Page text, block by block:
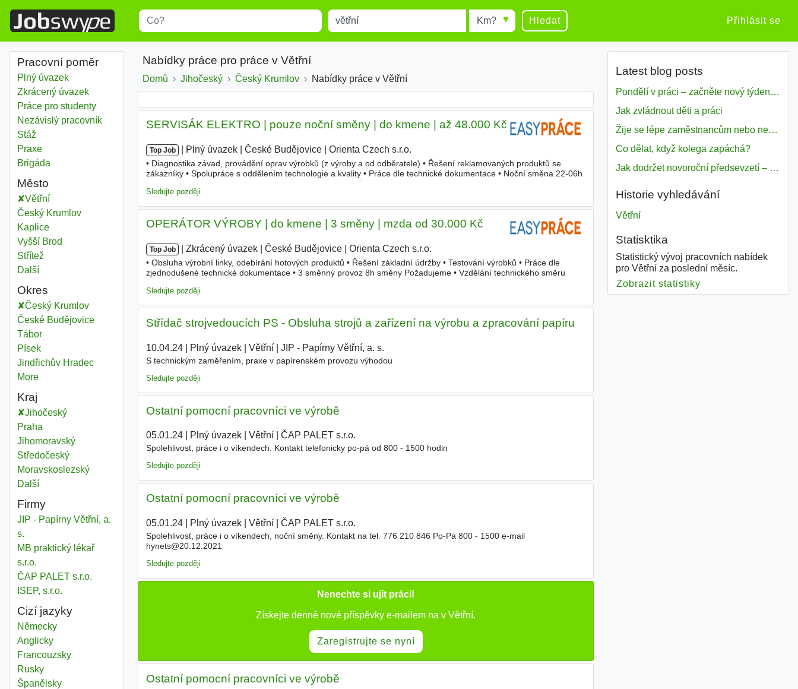
Title Místo Radius Hledat Přihlásit se
Pracovní poměr
Plný úvazek
Zkrácený úvazek
Práce pro studenty
Nezávislý pracovník
Stáž
Praxe
Brigáda
Město
Větřní
Český Krumlov
Kaplice
Vyšší Brod
Střítež
Dalšíměsta
Okres
Český KrumlovOkres
České BudějoviceOkres
TáborOkres
PísekOkres
Jindřichův HradecOkres
Moredistricts
Kraj
JihočeskýKraj
Praha
JihomoravskýKraj
StředočeskýKraj
MoravskoslezskýKraj
Dalšíkraj
Firmy
JIP - Papírny Větřní, a.
s.
MB praktický lékař
s.r.o.
ČAP PALET s.r.o.
ISEP, s.r.o.
Cizí jazyky
Německy
Anglicky
Francouzsky
Rusky
Španělsky
Nabídky práce pro práce v Větřní
Domů Jihočeský KrajČeský Krumlov OkresNabídky práce v Větřní
SERVISÁK ELEKTRO | pouze noční směny | do kmene | až 48.000 Kč
Top Job Plný úvazek České Budějovice Orienta Czech s.r.o.
• Diagnostika závad, provádění oprav výrobků (z výroby a od odběratele) • Řešení reklamovaných produktů se
zákazníky • Spolupráce s oddělením technologie a kvality • Práce dle technické dokumentace • Noční směna 22-06h
Sledujte později
OPERÁTOR VÝROBY | do kmene | 3 směny | mzda od 30.000 Kč
Top Job Zkrácený úvazek České Budějovice Orienta Czech s.r.o.
• Obsluha výrobní linky, odebírání hotových produktů • Řešení základní údržby • Testování výrobků • Práce dle
zjednodušené technické dokumentace • 3 směnný provoz 8h směny Požadujeme • Vzdělání technického směru
Sledujte později
Střídač strojvedoucích PS - Obsluha strojů a zařízení na výrobu a zpracování papíru
10.04.24| Plný úvazek| Větřní| JIP - Papírny Větřní, a. s.
S technickým zaměřením, praxe v papírenském provozu výhodou
Sledujte později
Ostatní pomocní pracovníci ve výrobě
05.01.24| Plný úvazek| Větřní ČAP PALET s.r.o.
Spolehlivost, práce i o víkendech. Kontakt telefonicky po-pá od 800 - 1500 hodin
Sledujte později
Ostatní pomocní pracovníci ve výrobě
05.01.24| Plný úvazek| Větřní| ČAP PALET s.r.o.
Spolehlivost, práce i o víkendech, noční směny. Kontakt na tel. 776 210 846 Po-Pa 800 - 1500 e-mail
hynets@20.12.2021
Sledujte později
Nenechte si ujít práci!
Získejte denně nové příspěvky e-mailem na v Větřní.
Zaregistrujte se nyní
Ostatní pomocní pracovníci ve výrobě
Latest blog posts
Pondělí v práci – začněte nový týden s motivací
Jak zvládnout děti a práci
Žije se lépe zaměstnancům nebo nezavislým pracovníkům
Co dělat, když kolega zapáchá?
Jak dodržet novoroční předsevzetí – naše tipy pro dobrý začátek roku 2018
Historie vyhledávání
Větřní
Statisktika
Statistický vývoj pracovních nabídek
pro Větřní za poslední měsíc.
Zobrazit statistiky